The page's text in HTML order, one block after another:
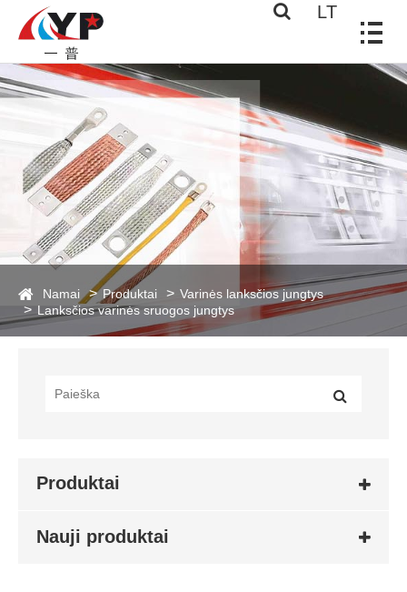
LT
Namai Produktai
Varinės lanksčios jungtys
Lanksčios varinės sruogos jungtys
Produktai
Nauji produktai